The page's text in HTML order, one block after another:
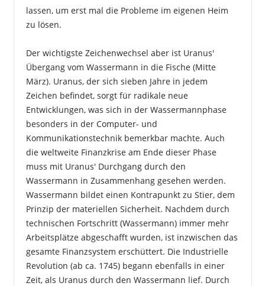
lassen, um erst mal die Probleme im eigenen Heim
zu lösen.
Der wichtigste Zeichenwechsel aber ist Uranus'
Übergang vom Wassermann in die Fische (Mitte
März). Uranus, der sich sieben Jahre in jedem
Zeichen befindet, sorgt für radikale neue
Entwicklungen, was sich in der Wassermannphase
besonders in der Computer- und
Kommunikationstechnik bemerkbar machte. Auch
die weltweite Finanzkrise am Ende dieser Phase
muss mit Uranus' Durchgang durch den
Wassermann in Zusammenhang gesehen werden.
Wassermann bildet einen Kontrapunkt zu Stier, dem
Prinzip der materiellen Sicherheit. Nachdem durch
technischen Fortschritt (Wassermann) immer mehr
Arbeitsplätze abgeschafft wurden, ist inzwischen das
gesamte Finanzsystem erschüttert. Die Industrielle
Revolution (ab ca. 1745) begann ebenfalls in einer
Zeit, als Uranus durch den Wassermann lief. Durch